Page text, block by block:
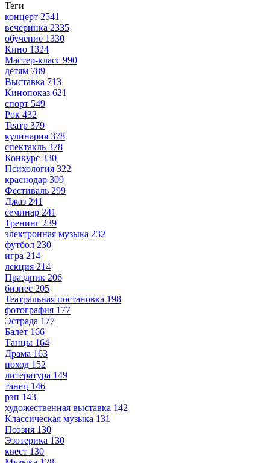
Теги
концерт 2541
вечеринка 2335
обучение 1330
Кино 1324
Мастер-класс 990
детям 789
Выставка 713
Кинопоказ 621
спорт 549
Рок 432
Театр 379
кулинария 378
спектакль 378
Конкурс 330
Психология 322
краснодар 309
Фестиваль 299
Джаз 241
семинар 241
Тренинг 239
электронная музыка 232
футбол 230
игра 214
лекция 214
Праздник 206
бизнес 205
Театральная постановка 198
фотография 177
Эстрада 177
Балет 166
Танцы 164
Драма 163
поход 152
литература 149
танец 146
рэп 143
художественная выставка 142
Классическая музыка 131
Поэзия 130
Эзотерика 130
квест 130